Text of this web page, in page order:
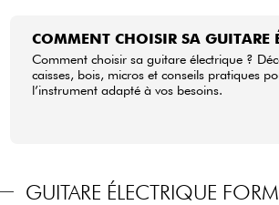
COMMENT CHOISIR SA GUITARE
Comment choisir sa guitare électrique ?
caisses, bois, micros et conseils pratiques
l’instrument adapté à vos besoins.
GUITARE ÉLECTRIQUE